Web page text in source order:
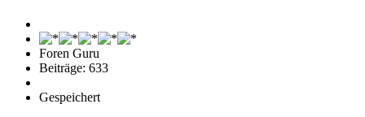
Foren Guru
Beiträge: 633
Gespeichert